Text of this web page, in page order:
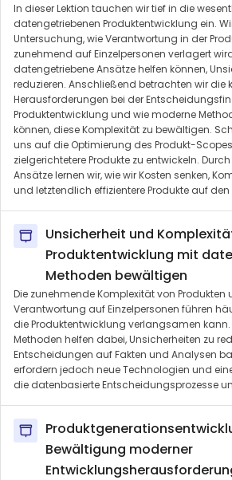
In dieser Lektion tauchen wir tief in die
datengetriebenen Produktentwicklung ein.
Untersuchung, wie Verantwortung in der
zunehmend auf Einzelpersonen verlagert
datengetriebene Ansätze helfen können,
reduzieren. Anschließend betrachten wir die
Herausforderungen bei der
Produktentwicklung und wie moderne
können, diese Komplexität zu bewältigen.
uns auf die Optimierung des Produkt-
zielgerichtetere Produkte zu entwickeln.
Ansätze lernen wir, wie wir Kosten senken,
und letztendlich effizientere Produkte auf
Unsicherheit und
Produktentwicklung mit
Methoden bewältigen
Die zunehmende Komplexität von Produkten
Verantwortung auf Einzelpersonen führen
die Produktentwicklung verlangsamen
Methoden helfen dabei, Unsicherheiten zu
Entscheidungen auf Fakten und Analysen
erfordern jedoch neue Technologien und
die datenbasierte Entscheidungsprozesse
Bewältigung moderner